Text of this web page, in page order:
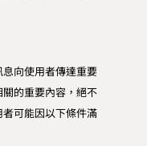
向使用者傳達重要
的重要內容，絕不
可能因以下條件滿